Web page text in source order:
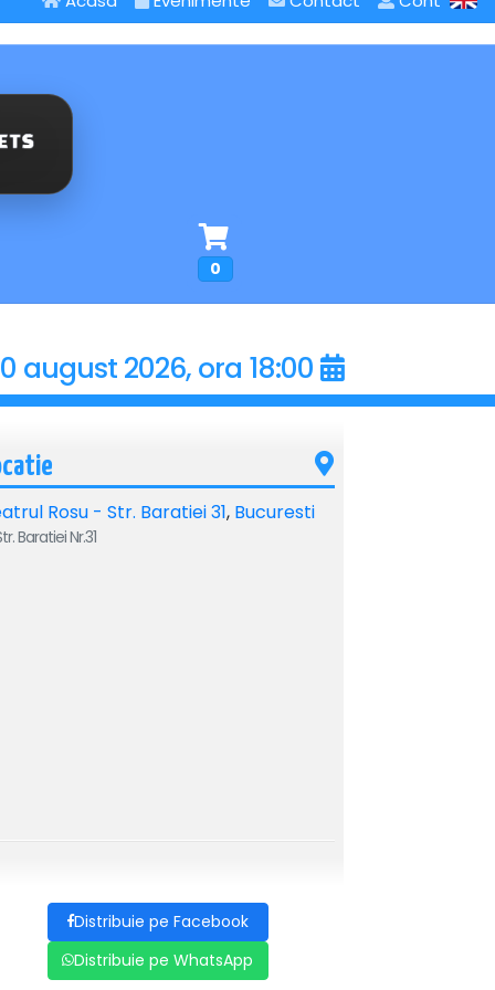
0
august 2026, ora 18:00
Rosu - Str. Baratiei 31, Bucuresti
Baratiei Nr.31
Distribuie pe Facebook
Distribuie pe WhatsApp